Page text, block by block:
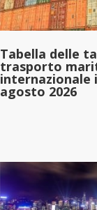
Tabella delle
trasporto
internazionale
agosto 2026